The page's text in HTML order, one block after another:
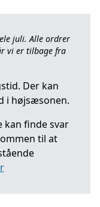
juli. Alle ordrer
vi er tilbage fra
Der kan
i højsæsonen.
kan finde svar
til at